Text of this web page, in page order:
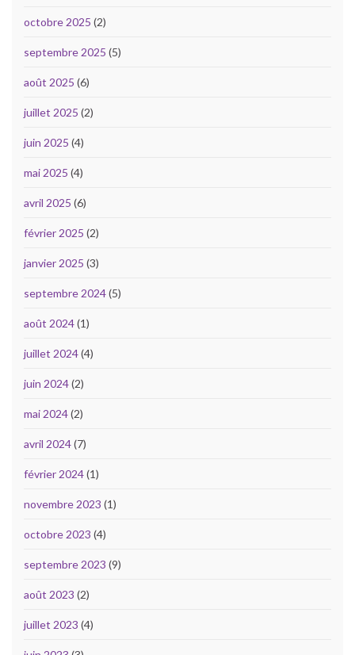
octobre 2025 (2)
septembre 2025 (5)
août 2025 (6)
juillet 2025 (2)
juin 2025 (4)
mai 2025 (4)
avril 2025 (6)
février 2025 (2)
janvier 2025 (3)
septembre 2024(5)
août 2024(1)
juillet 2024(4)
juin 2024(2)
mai 2024(2)
avril 2024(7)
février 2024(1)
novembre 2023 (1)
octobre 2023 (4)
septembre 2023 (9)
août 2023 (2)
juillet 2023 (4)